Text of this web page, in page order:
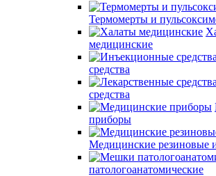
Термомерты и
медицинские
средства
средства
приборы
Медицинские резиновые
патологоанатомические